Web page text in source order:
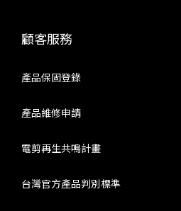
顧客服務
產品保固登錄
產品維修申請
電剪再生共鳴計畫
台灣官方產品判別標準